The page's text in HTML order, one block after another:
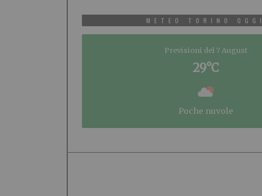
METEO TORINO OGGI
Previsioni del 7 August
29°C
poche nuvole